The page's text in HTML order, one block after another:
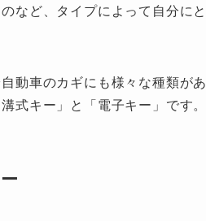
など、タイプによって自分に
動車のカギにも様々な種類が
式キー」と「電子キー」です。